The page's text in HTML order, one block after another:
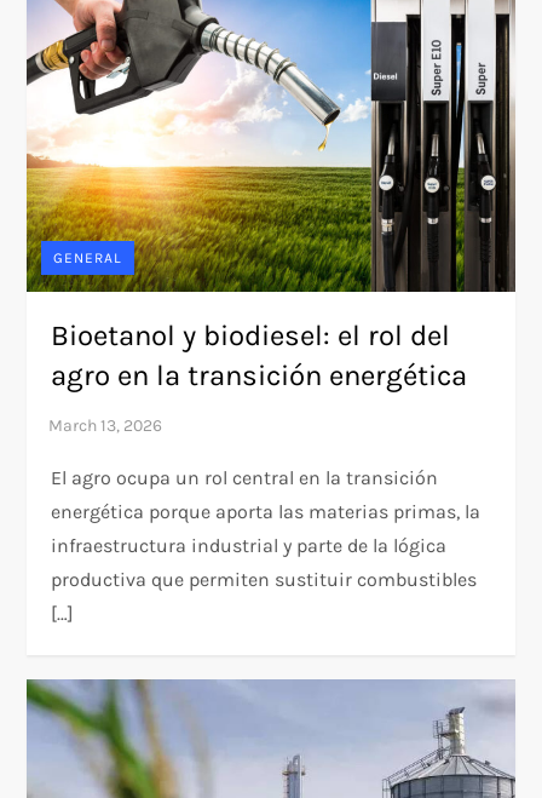
GENERAL
Bioetanol y biodiesel: el rol del
agro en la transición energética
El agro ocupa un rol central en la transición
energética porque aporta las materias primas, la
infraestructura industrial y parte de la lógica
productiva que permiten sustituir combustibles
[…]